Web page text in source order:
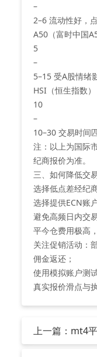
–
2–6 流动性好，
A50（富时中国
5
–
5–15 受A股情绪
HSI（恒生指数
10
–
10–30 交易时间
注：以上为国际
纪商报价为准。
三、如何降低交
选择低点差经纪
选择提供ECN账
避免高频日内交
平今仓费用极高
关注促销活动‌：
佣金返还；
使用模拟账户测
真实报价滑点与
上一篇：mt4